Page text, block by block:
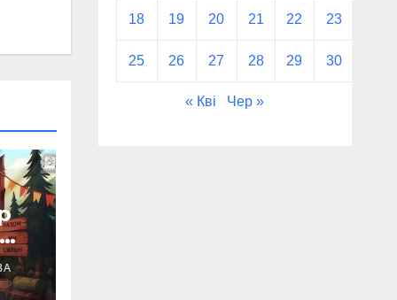
18 19 20 21 22 23
25 26 27 28 29 30
« Кві Чер »